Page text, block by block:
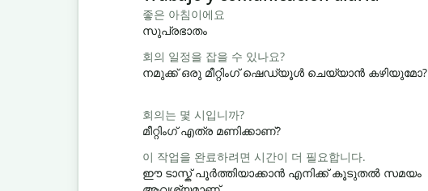
좋은 아침이에요
സുപ്രഭാതം
회의 일정을 잡을 수 있나요?
നമുക്ക് ഒരു മീറ്റിംഗ് ഷെഡ്യൂൾ ചെയ്യാൻ കഴിയുമോ?
회의는 몇 시입니까?
മീറ്റിംഗ് എത്ര മണിക്കാണ്?
이 작업을 완료하려면 시간이 더 필요합니다.
ഈ ടാസ്ക് പൂർത്തിയാക്കാൻ എനിക്ക് കൂടുതൽ സമയം